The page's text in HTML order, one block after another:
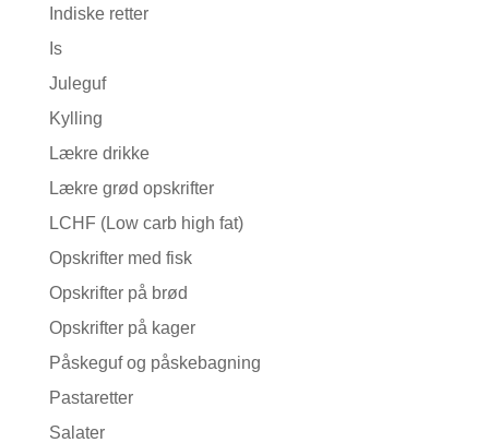
Indiske retter
Is
Juleguf
Kylling
Lækre drikke
Lækre grød opskrifter
LCHF (Low carb high fat)
Opskrifter med fisk
Opskrifter på brød
Opskrifter på kager
Påskeguf og påskebagning
Pastaretter
Salater